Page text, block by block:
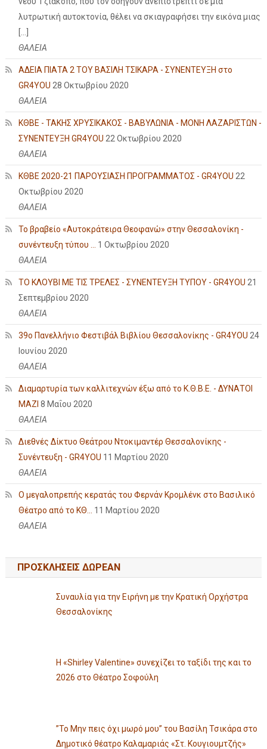
λυτρωτική αυτοκτονία, θέλει να σκιαγραφήσει την εικόνα μιας
[…]
ΘΑΛΕΙΑ
ΑΔΕΙΑ ΠΙΑΤΑ 2 ΤΟΥ ΒΑΣΙΛΗ ΤΣΙΚΑΡΑ - ΣΥΝΕΝΤΕΥΞΗ στο
GR4YOU 28 Οκτωβρίου 2020
ΘΑΛΕΙΑ
ΚΘΒΕ - ΤΑΚΗΣ ΧΡΥΣΙΚΑΚΟΣ - ΒΑΒΥΛΩΝΙΑ - ΜΟΝΗ ΛΑΖΑΡΙΣΤΩΝ -
ΣΥΝΕΝΤΕΥΞΗ GR4YOU 22 Οκτωβρίου 2020
ΘΑΛΕΙΑ
ΚΘΒΕ 2020-21 ΠΑΡΟΥΣΙΑΣΗ ΠΡΟΓΡΑΜΜΑΤΟΣ - GR4YOU 22
Οκτωβρίου 2020
ΘΑΛΕΙΑ
Το βραβείο «Αυτοκράτειρα Θεοφανώ» στην Θεσσαλονίκη -
συνέντευξη τύπου ...
1 Οκτωβρίου 2020
ΘΑΛΕΙΑ
ΤΟ ΚΛΟΥΒΙ ΜΕ ΤΙΣ ΤΡΕΛΕΣ - ΣΥΝΕΝΤΕΥΞΗ ΤΥΠΟΥ - GR4YOU 21
Σεπτεμβρίου 2020
ΘΑΛΕΙΑ
39ο Πανελλήνιο Φεστιβάλ Βιβλίου Θεσσαλονίκης - GR4YOU 24
Ιουνίου 2020
ΘΑΛΕΙΑ
Διαμαρτυρία των καλλιτεχνών έξω από το Κ.Θ.Β.Ε. - ΔΥΝΑΤΟΙ
ΜΑΖΙ 8 Μαΐου 2020
ΘΑΛΕΙΑ
Διεθνές Δίκτυο Θεάτρου Ντοκιμαντέρ Θεσσαλονίκης -
Συνέντευξη - GR4YOU 11 Μαρτίου 2020
ΘΑΛΕΙΑ
Ο μεγαλοπρεπής κερατάς του Φερνάν Κρομλένκ στο Βασιλικό
Θέατρο από το ΚΘ...
11 Μαρτίου 2020
ΘΑΛΕΙΑ
ΠΡΟΣΚΛΗΣΕΙΣ ΔΩΡΕΑΝ
Συναυλία για την Ειρήνη με την Κρατική Ορχήστρα
Θεσσαλονίκης
Η «Shirley Valentine» συνεχίζει το ταξίδι της και το
2026 στο Θέατρο Σοφούλη
”Το Μην πεις όχι μωρό μου” του Βασίλη Τσικάρα στο
Δημοτικό θέατρο Καλαμαριάς «Στ. Κουγιουμτζής»